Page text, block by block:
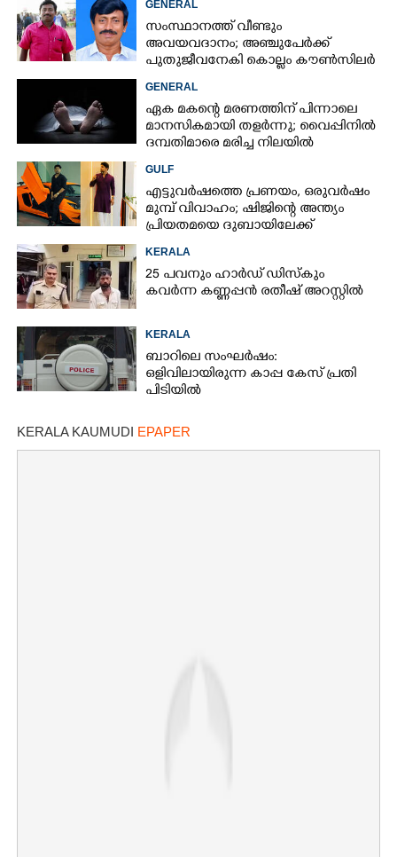
GENERAL
സംസ്ഥാനത്ത് വീണ്ടും
അവയവദാനം; അഞ്ചുപേർക്ക്
പുതുജീവനേകി കൊല്ലം കൗൺസിലർ
GENERAL
ഏക മകന്റെ മരണത്തിന് പിന്നാലെ
മാനസികമായി തളർന്നു; വൈപ്പിനിൽ
ദമ്പതിമാരെ മരിച്ച നിലയിൽ
GULF
എട്ടുവർഷത്തെ പ്രണയം,​ ഒരുവർഷം
മുമ്പ് വിവാഹം; ഷിജിന്റെ അന്ത്യം
പ്രിയതമയെ ദുബായിലേക്ക്
KERALA
25 പവനും ഹാർഡ് ഡിസ്കും
കവർന്ന കണ്ണപ്പൻ രതീഷ് അറസ്റ്റിൽ
KERALA
ബാറിലെ സംഘർഷം:
ഒളിവിലായിരുന്ന കാപ്പ കേസ് പ്രതി
പിടിയിൽ
KERALA KAUMUDI EPAPER